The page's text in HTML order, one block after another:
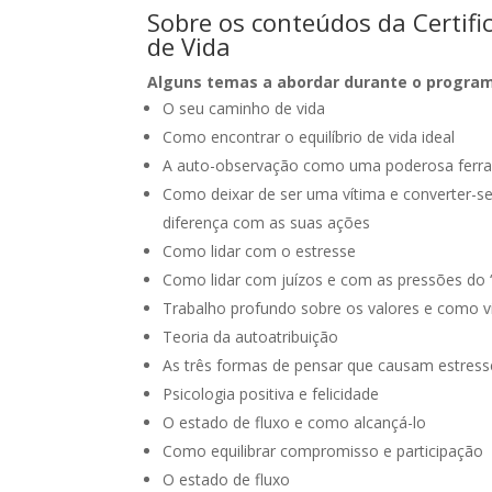
Sobre os conteúdos da
de Vida
Alguns temas a abordar durante o
O seu caminho de vida
Como encontrar o equilíbrio de vida ideal
A auto-observação como uma poderosa
Como deixar de ser uma vítima e converter-
diferença com as suas ações
Como lidar com o estresse
Como lidar com juízos e com as pressões do
Trabalho profundo sobre os valores e como
Teoria da autoatribuição
As três formas de pensar que causam
Psicologia positiva e felicidade
O estado de fluxo e como alcançá-lo
Como equilibrar compromisso e participação
O estado de fluxo